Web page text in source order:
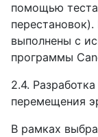
помощью
выполнены с
программы
2.4.
перемещения
В рамках